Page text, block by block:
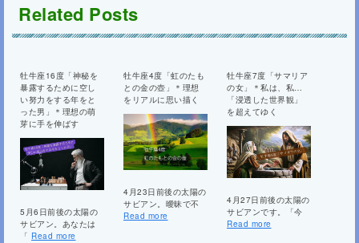
Related Posts
牡牛座16度「神秘を
暴露するために空し
い努力をする年をと
った男」＊理想の萌
芽に手を伸ばす
5月6日前後の太陽の
サビアン。あなたは
「 Read more
牡牛座4度「虹のたも
との金の壺」＊理想
をリアルに思い描く
4月23日前後の太陽の
サビアン。曖昧で不
Read more
牡牛座7度「サマリア
の女」＊私は、私…
「浸透した世界観」
を超えてゆく
4月27日前後の太陽の
サビアンです。「今
Read more